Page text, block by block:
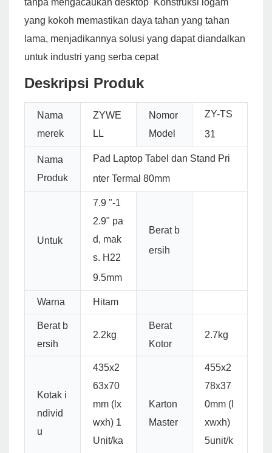
tanpa mengacaukan desktop Konstruksi logam
yang kokoh memastikan daya tahan yang tahan
lama, menjadikannya solusi yang dapat diandalkan
untuk industri yang serba cepat
Deskripsi Produk
Nama
merek
ZYWE
LL
Nomor
Model
ZY-TS
31
Nama
Produk
Pad Laptop Tabel dan Stand Pri
nter Termal 80mm
Untuk
7.9 "-1
2.9" pa
d, mak
s. H22
9.5mm
Berat b
ersih
Warna Hitam
Berat b
ersih
2.2kg
Berat
Kotor
2.7kg
Kotak i
ndivid
u
435x2
63x70
mm (lx
wxh) 1
Unit/ka
Karton
Master
455x2
78x37
0mm (l
xwxh)
5unit/k